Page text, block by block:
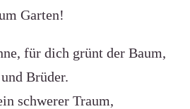
Garten!
für dich grünt der Baum,
Brüder.
schwerer Traum,